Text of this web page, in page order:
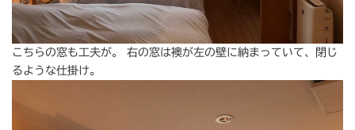
こちらの窓も工夫が。 右の窓は襖が左の壁に納まっていて、閉じ
るような仕掛け。